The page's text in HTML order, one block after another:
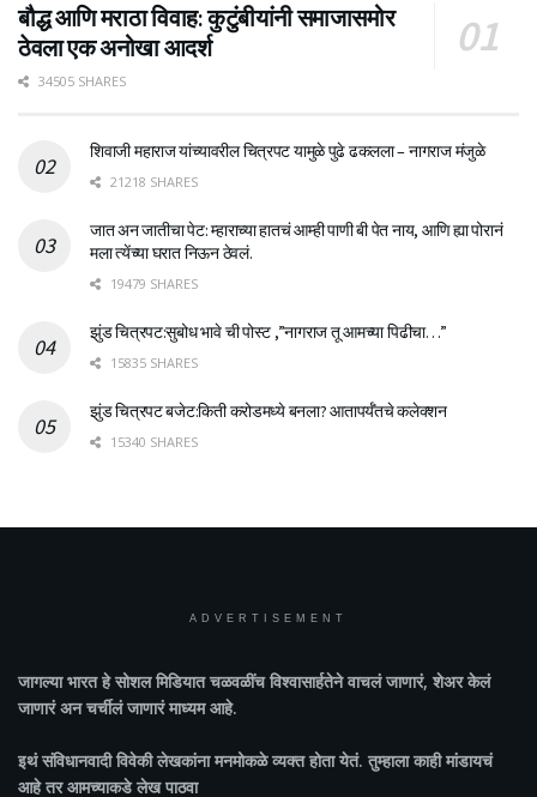
बौद्ध आणि मराठा विवाह: कुटुंबीयांनी समाजासमोर
ठेवला एक अनोखा आदर्श
34505 SHARES
शिवाजी महाराज यांच्यावरील चित्रपट यामुळे पुढे ढकलला – नागराज मंजुळे
21218 SHARES
जात अन जातीचा पेट: म्हाराच्या हातचं आम्ही पाणी बी पेत नाय, आणि ह्या पोरानं
मला त्येंच्या घरात निऊन ठेवलं.
19479 SHARES
झुंड चित्रपट:सुबोध भावे ची पोस्ट ,”नागराज तू आमच्या पिढीचा…”
15835 SHARES
झुंड चित्रपट बजेट:किती करोडमध्ये बनला? आतापर्यँतचे कलेक्शन
15340 SHARES
ADVERTISEMENT
जागल्या भारतहे सोशल मिडियात चळवळींच विश्वासार्हतेने वाचलं जाणारं, शेअर केलं
जाणारं अन चर्चीलं जाणारं माध्यम आहे.
इथं संविधानवादी विवेकी लेखकांना मनमोकळे व्यक्त होता येतं. तुम्हाला काही मांडायचं
आहे तर आमच्याकडे लेख पाठवा